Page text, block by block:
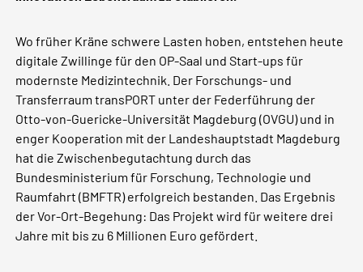
Wo früher Kräne schwere Lasten hoben, entstehen heute
digitale Zwillinge für den OP-Saal und Start-ups für
modernste Medizintechnik. Der Forschungs- und
Transferraum transPORT unter der Federführung der
Otto-von-Guericke-Universität Magdeburg (OVGU) und in
enger Kooperation mit der Landeshauptstadt Magdeburg
hat die Zwischenbegutachtung durch das
Bundesministerium für Forschung, Technologie und
Raumfahrt (BMFTR) erfolgreich bestanden. Das Ergebnis
der Vor-Ort-Begehung: Das Projekt wird für weitere drei
Jahre mit bis zu 6 Millionen Euro gefördert.